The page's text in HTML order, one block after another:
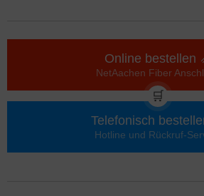
Online bestellen
NetAachen Fiber
🛒
Telefonisch
Hotline und Rückruf-